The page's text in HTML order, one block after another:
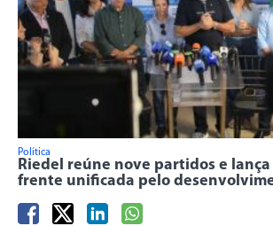
Política
Riedel reúne nove partidos e
frente unificada pelo